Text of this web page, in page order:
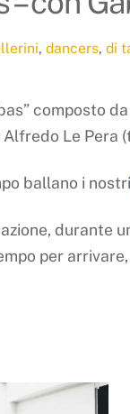
, dancers, di
composto
Le Pera
ballano i nostri
durante
per